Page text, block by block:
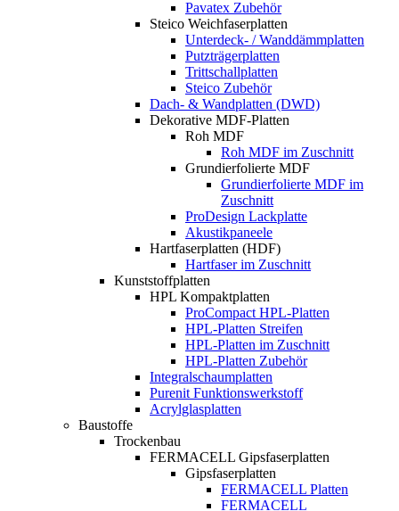
Pavatex Zubehör
Steico Weichfaserplatten
Unterdeck- / Wanddämmplatten
Putzträgerplatten
Trittschallplatten
Steico Zubehör
Dach- & Wandplatten (DWD)
Dekorative MDF-Platten
Roh MDF
Roh MDF im Zuschnitt
Grundierfolierte MDF
Grundierfolierte MDF im
Zuschnitt
ProDesign Lackplatte
Akustikpaneele
Hartfaserplatten (HDF)
Hartfaser im Zuschnitt
Kunststoffplatten
HPL Kompaktplatten
ProCompact HPL-Platten
HPL-Platten Streifen
HPL-Platten im Zuschnitt
HPL-Platten Zubehör
Integralschaumplatten
Purenit Funktionswerkstoff
Acrylglasplatten
Baustoffe
Trockenbau
FERMACELL Gipsfaserplatten
Gipsfaserplatten
FERMACELL Platten
FERMACELL